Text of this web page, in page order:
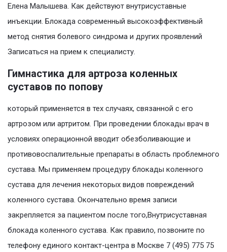
Елена Малышева. Как действуют внутрисуставные
инъекции. Блокада современный высокоэффективный
метод снятия болевого синдрома и других проявлений
Записаться на прием к специалисту.
Гимнастика для артроза коленных
суставов по попову
который применяется в тех случаях, связанной с его
артрозом или артритом. При проведении блокады врач в
условиях операционной вводит обезболивающие и
противовоспалительные препараты в область проблемного
сустава. Мы применяем процедуру блокады коленного
сустава для лечения некоторых видов повреждений
коленного сустава. Окончательно время записи
закрепляется за пациентом после того,Внутрисуставная
блокада коленного сустава. Как правило, позвоните по
телефону единого контакт-центра в Москве 7 (495) 775 75